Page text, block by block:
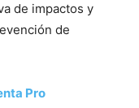
de impactos y
de
Pro